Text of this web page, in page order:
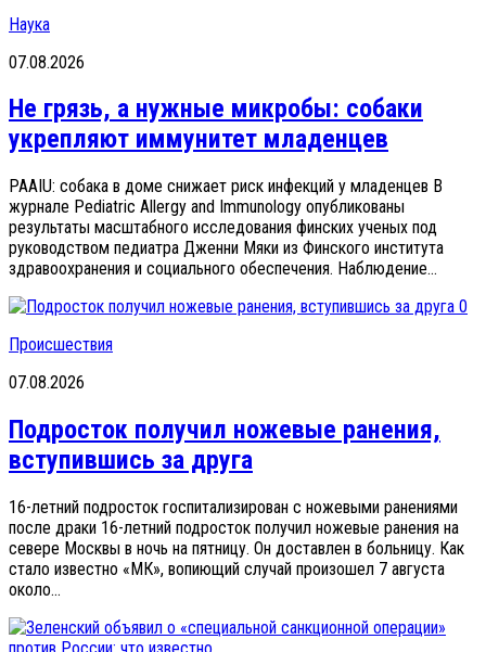
Наука
07.08.2026
Не грязь, а нужные микробы: собаки
укрепляют иммунитет младенцев
PAAIU: собака в доме снижает риск инфекций у младенцев В
журнале Pediatric Allergy and Immunology опубликованы
результаты масштабного исследования финских ученых под
руководством педиатра Дженни Мяки из Финского института
здравоохранения и социального обеспечения. Наблюдение...
0
Происшествия
07.08.2026
Подросток получил ножевые ранения,
вступившись за друга
16-летний подросток госпитализирован с ножевыми ранениями
после драки 16-летний подросток получил ножевые ранения на
севере Москвы в ночь на пятницу. Он доставлен в больницу. Как
стало известно «МК», вопиющий случай произошел 7 августа
около...